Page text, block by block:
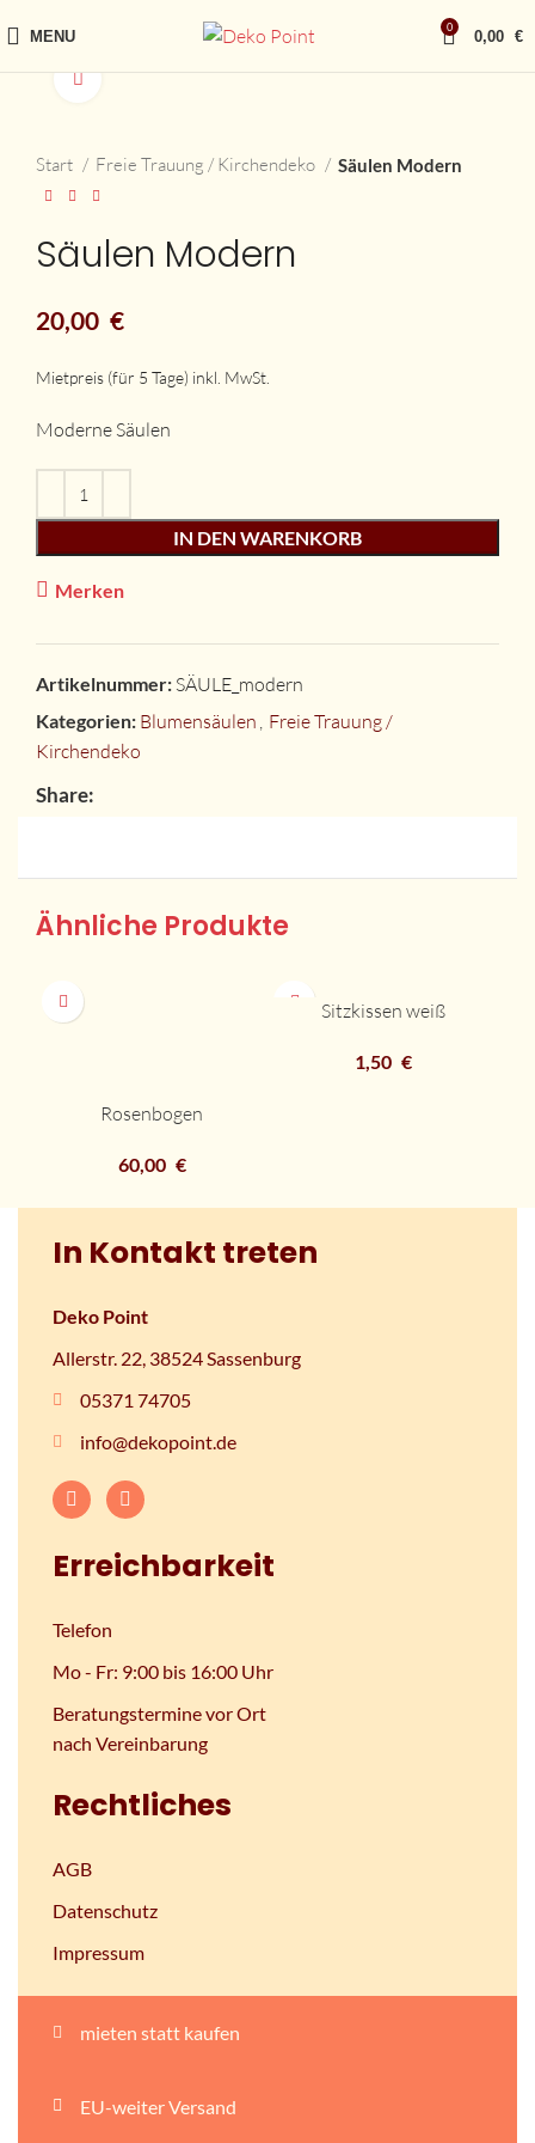
MENU 0 0,00 €
vergrößern
Start Freie Trauung / Kirchendeko Säulen Modern
Säulen Modern
20,00 €
Moderne Säulen
IN DEN WARENKORB
Merken
Artikelnummer: SÄULE_modern
Kategorien: Blumensäulen , Freie Trauung /
Kirchendeko
Share:
Ähnliche Produkte
Rosenbogen
60,00 €
Sitzkissen weiß
1,50 €
In Kontakt treten
Deko Point
Allerstr. 22, 38524 Sassenburg
05371 74705
info@dekopoint.de
Erreichbarkeit
Telefon
Mo - Fr: 9:00 bis 16:00 Uhr
Beratungstermine vor Ort
nach Vereinbarung
Rechtliches
AGB
Datenschutz
Impressum
mieten statt kaufen
EU-weiter Versand